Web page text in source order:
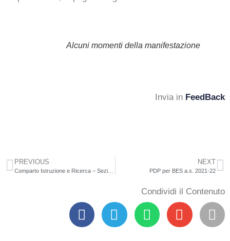
Alcuni momenti della manifestazione
Invia in FeedBack
PREVIOUS NEXT
PDP per BES a.s. 2021-22
Condividi il Contenuto